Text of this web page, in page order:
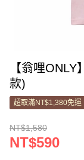
【翁哩
款)
超取滿NT$1,380免運
NT$1,580
NT$590